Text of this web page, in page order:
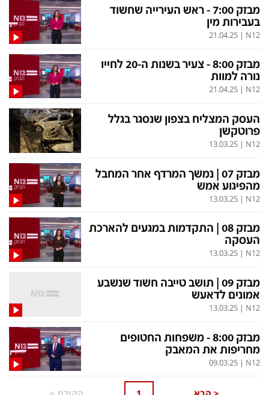
מבזק 7:00 - ראש העירייה שחשוד
בעבירות מין
N12
|
21.04.25
מבזק 8:00 - צעיר בשנות ה-20 לחייו
נורה למוות
N12
|
21.04.25
העסק המצליח בצפון שנסגר בגלל
פרוטקשן
N12
|
13.03.25
מבזק 07 | נמשך המרדף אחר המחבל
מהפיגוע אמש
N12
|
13.03.25
מבזק 08 | התקדמות במגעים להארכת
העסקה
N12
|
13.03.25
מבזק 09 | תושב טייבה חשוד שנשבע
אמונים לדאעש
N12
|
13.03.25
מבזק 8:00 - משפחות החטופים
מחריפות את המאבק
N12
|
09.03.25